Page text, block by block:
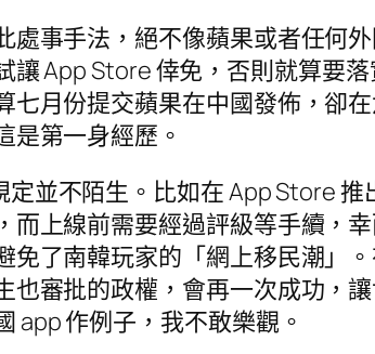
事手法，絕不像蘋果或者任何
App Store 倖免，否則就算要
月份提交蘋果在中國發佈，卻
是第一身經歷。
並不陌生。比如在 App Store
上線前需要經過評級等手續，
了南韓玩家的「網上移民潮」
審批的政權，會再一次成功，
app 作例子，我不敢樂觀。